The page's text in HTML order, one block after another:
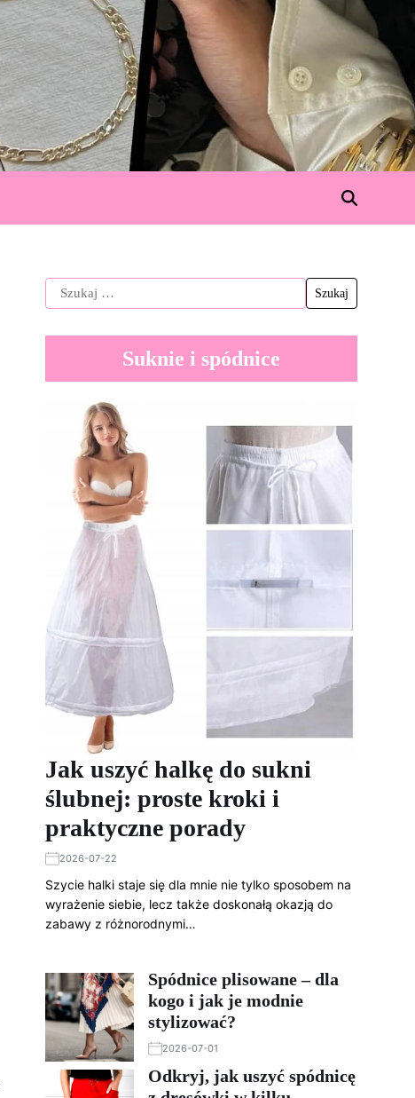
Suknie i spódnice
Jak uszyć halkę do sukni
ślubnej: proste kroki i
praktyczne porady
2026-07-22
Szycie halki staje się dla mnie nie tylko sposobem na
wyrażenie siebie, lecz także doskonałą okazją do
zabawy z różnorodnymi…
Spódnice plisowane – dla
kogo i jak je modnie
stylizować?
2026-07-01
Odkryj, jak uszyć spódnicę